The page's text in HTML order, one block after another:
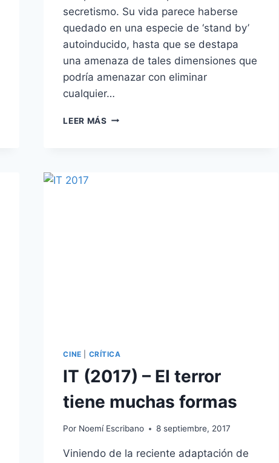
secretismo. Su vida parece haberse
quedado en una especie de ‘stand by’
autoinducido, hasta que se destapa
una amenaza de tales dimensiones que
podría amenazar con eliminar
cualquier…
LEER MÁS ‘ANIQUILACIÓN’
CINE CRÍTICA
IT (2017) – El terror
tiene muchas formas
Por Noemí Escribano 8 septiembre, 2017
Viniendo de la reciente adaptación de